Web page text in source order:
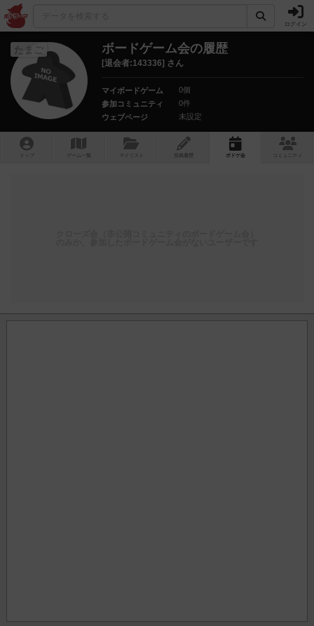
ログイン
たまご ボードゲーム会の履歴
[退会者:143336] さん
マイボードゲーム
0個
参加コミュニティ
0件
ウェブページ
未設定
トップ ゲーム一覧 マイリスト 投稿履歴 ボ ドゲ会 コミュニティ